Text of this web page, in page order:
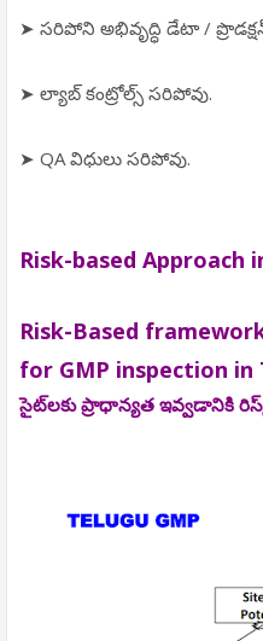
➤ సరిపోని అభివృద్ధి డేటా /
➤ ల్యాబ్ కంట్రోల్స్ సరిపోవు.
➤ QA విధులు సరిపోవు.
Risk-based Approach
Risk-Based
for GMP inspection in
సైట్‌లకు ప్రాధాన్యత ఇవ్వడానికి